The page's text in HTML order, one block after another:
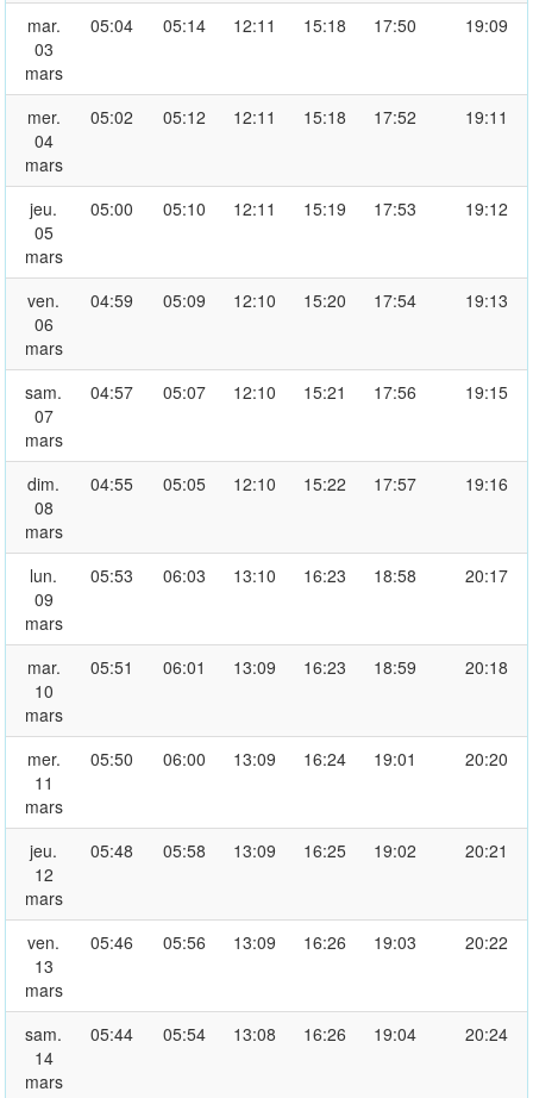
mar.
03
mars
05:04 05:14 12:11 15:18 17:50 19:09
mer.
04
mars
05:02 05:12 12:11 15:18 17:52 19:11
jeu.
05
mars
05:00 05:10 12:11 15:19 17:53 19:12
ven.
06
mars
04:59 05:09 12:10 15:20 17:54 19:13
sam.
07
mars
04:57 05:07 12:10 15:21 17:56 19:15
dim.
08
mars
04:55 05:05 12:10 15:22 17:57 19:16
lun.
09
mars
05:53 06:03 13:10 16:23 18:58 20:17
mar.
10
mars
05:51 06:01 13:09 16:23 18:59 20:18
mer.
11
mars
05:50 06:00 13:09 16:24 19:01 20:20
jeu.
12
mars
05:48 05:58 13:09 16:25 19:02 20:21
ven.
13
mars
05:46 05:56 13:09 16:26 19:03 20:22
sam.
14
mars
05:44 05:54 13:08 16:26 19:04 20:24